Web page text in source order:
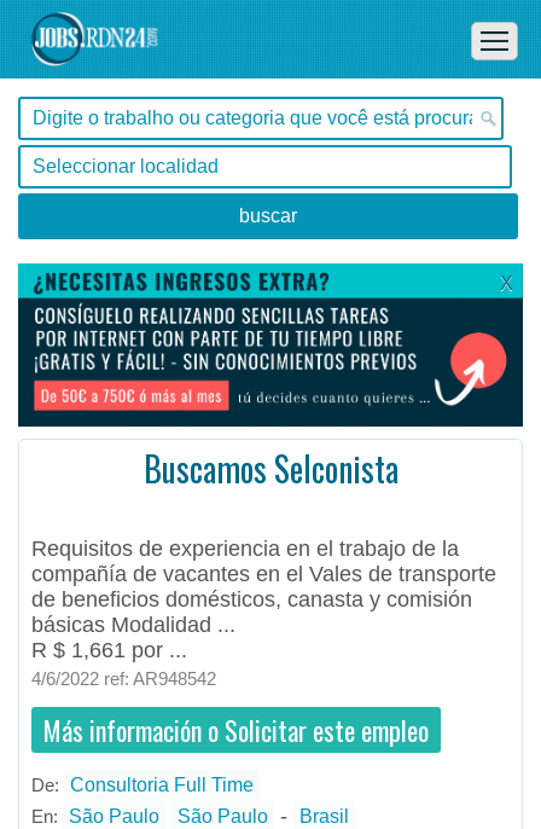
X
Buscamos Selconista
Requisitos de experiencia en el trabajo de la
compañía de vacantes en el Vales de transporte
de beneficios domésticos, canasta y comisión
básicas Modalidad ...
R $ 1,661 por ...
4/6/2022 ref: AR948542
Más información o Solicitar este empleo
De: Consultoria Full Time
En: São Paulo São Paulo -
Brasil